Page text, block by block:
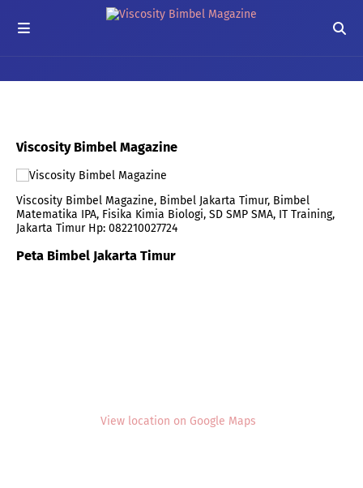
Viscosity Bimbel Magazine
Viscosity Bimbel Magazine, Bimbel Jakarta Timur, Bimbel
Matematika IPA, Fisika Kimia Biologi, SD SMP SMA, IT Training,
Jakarta Timur Hp: 082210027724
Peta Bimbel Jakarta Timur
View location on Google Maps